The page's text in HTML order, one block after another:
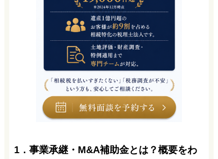
1．事業承継・M&A補助金とは？概要をわ